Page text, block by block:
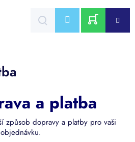
NÁKUPNÍ
a platba
způsob dopravy a platby pro vaši
objednávku.